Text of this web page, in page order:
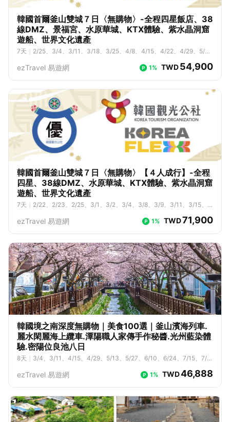
韓國首爾釜山雙城７日〈無購物〉-全程四星飯店、38
線DMZ、景福宮、水原華城、KTX體驗、紫水晶洞窟
遊船、世界文化遺產
7天
2/25、3/4、3/11、3/18、3/25、4/8、4/15、4/22、4/29、5/
5、8/12、8/19、8/26、9/2、9/9、9/16、9/30
ezTravel 易遊網 1% TWD54,900
韓國首爾釜山雙城７日〈無購物〉【４人成行】-全程
四星、38線DMZ、水原華城、KTX體驗、紫水晶洞窟
遊船、世界文化遺產
7天
2/22、2/23、2/25、3/1、3/2、3/4、3/8、3/9、3/11、3/15、
12、4/13、4/15、4/17、4/19、4/20、4/22、4/24、4/26、4/27、5/
22、5/24、5/25、5/27、5/29、5/31、6/1、6/3、6/5、6/7、6/8、6/1
0、6/12、6/14、6/15、6/21、6/22、6/24、6/26、6/28、6/29、7/1、
7/3、7/5、7/6、7/8、7/10、7/12、7/13、7/15、7/17、7/19、7/20、
7/22、7/24、7/26、7/27、7/29、7/31、8/2、8/5、8/7、8/9、8/12、
8/14、8/16、8/19、8/21、8/23、8/26、8/30、8/31、9/2、9/4、9/
6、9/7、9/9、9/11、9/13、9/14、9/16、9/18、9/20、9/21、9/27、9/
28
ezTravel 易遊網 1% TWD71,900
韓國境之南深度無購物｜美食100選｜釜山濱海列車.
麗水閑麗海上纜車.潭陽職人家傳手作秘醬.光州藍染體
驗.密陽位良池八日
8天
3/4、3/11、4/15、4/29、5/13、5/27、6/10、6/24、7/15、7/2
16
ezTravel 易遊網 1% TWD46,888